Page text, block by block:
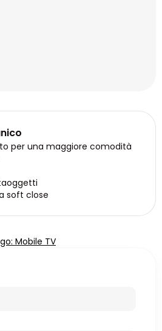
per una maggiore comodità
soft close
Mobile TV